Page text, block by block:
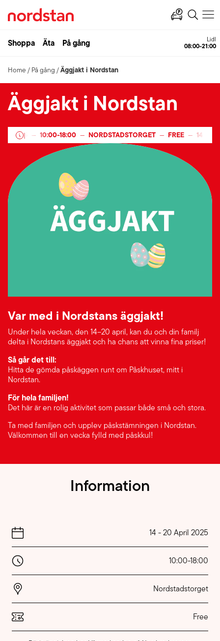
Shoppa Äta På gång Lidl
08:00-21:00
Home / På gång /Äggjakt i Nordstan
Äggjakt i Nordstan
|
2025 — 10:00-18:00 — NORDSTADSTORGET — FREE — 14-
Var med i Nordstans äggjakt!
Under hela veckan, den 14–20 april, kan du och din familj
delta i Nordstans äggjakt och ha chans att vinna fina priser!
Så går det till:
Hitta de gömda påskäggen runt om Påskhuset, mitt i
Nordstan.
För hela familjen!
Det här är en rolig aktivitet som passar både små och stora.
Ta med familjen och upplev påskstämningen i Nordstan.
Välkommen till en vecka fylld med påskkul!
Information
14 -20 April 2025
10:00-18:00
Nordstadstorget
Free